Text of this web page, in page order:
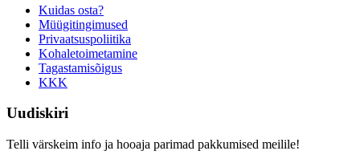
Kuidas osta?
Müügitingimused
Privaatsuspoliitika
Kohaletoimetamine
Tagastamisõigus
KKK
Uudiskiri
Telli värskeim info ja hooaja parimad pakkumised meilile!